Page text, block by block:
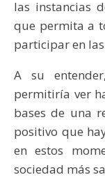
las instancias
que permita a
participar en
A su
permitiría ver
bases de una
positivo que
en estos
sociedad más